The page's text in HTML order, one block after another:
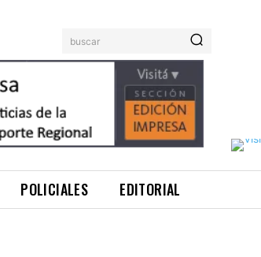
buscar
POLICIALES EDITORIAL